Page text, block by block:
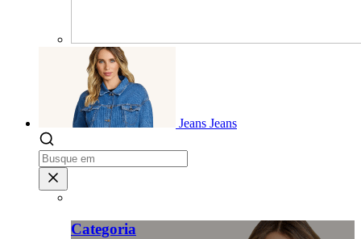
Jeans Jeans
Categoria